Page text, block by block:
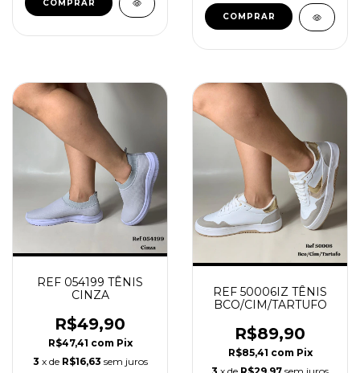
COMPRAR
COMPRAR
REF 054199 TÊNIS
CINZA
R$49,90
R$47,41 com Pix
3 x de R$16,63 sem juros
REF 50006IZ TÊNIS
BCO/CIM/TARTUFO
R$89,90
R$85,41 com Pix